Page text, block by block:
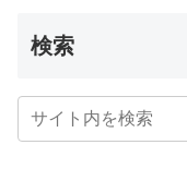
検索